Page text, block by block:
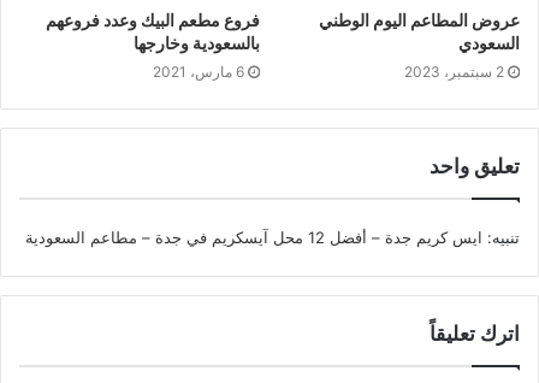
عروض المطاعم اليوم الوطني
السعودي
2 سبتمبر، 2023
فروع مطعم البيك وعدد فروعهم
بالسعودية وخارجها
6 مارس، 2021
تعليق واحد
تنبيه: ايس كريم جدة – أفضل 12 محل آيسكريم في جدة – مطاعم السعودية
اترك تعليقاً